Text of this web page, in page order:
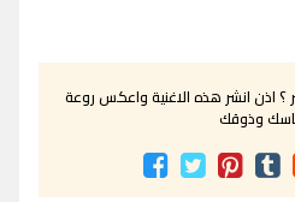
اذن انشر هذه الاغنية واعكس روعة
وذوقك